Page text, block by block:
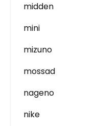
midden
mini
mizuno
mossad
nageno
nike